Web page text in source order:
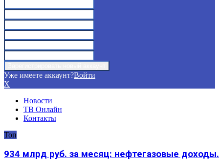
Уже имеете аккаунт?Войти
X
Новости
ТВ Онлайн
Контакты
Топ
934 млрд руб. за месяц: нефтегазовые